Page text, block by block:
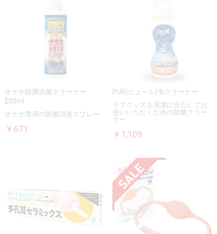
オナホ除菌抗菌クリーナー
200ml
オナホ専用の除菌消臭スプレー
￥671
PUR(ピュール)泡クリーナー
ラブグッズを清潔に安心してお
使いいただくための除菌クリー
ナー
￥1,109